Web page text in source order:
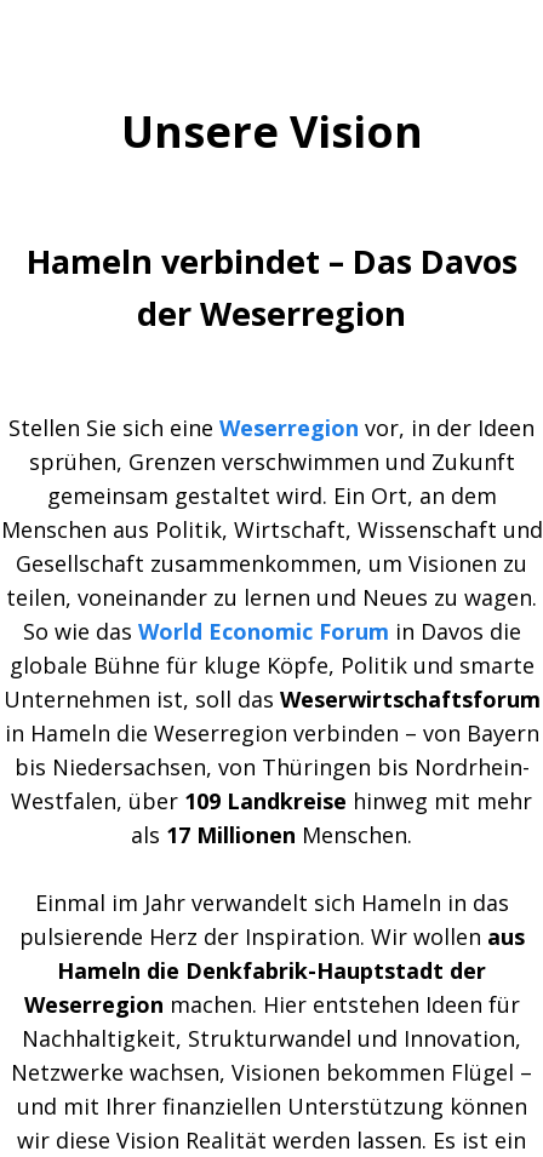
Unsere Vision
Hameln verbindet – Das Davos
der Weserregion
Stellen Sie sich eine Weserregion vor, in der Ideen
sprühen, Grenzen verschwimmen und Zukunft
gemeinsam gestaltet wird. Ein Ort, an dem
Menschen aus Politik, Wirtschaft, Wissenschaft und
Gesellschaft zusammenkommen, um Visionen zu
teilen, voneinander zu lernen und Neues zu wagen.
So wie das World Economic Forum in Davos die
globale Bühne für kluge Köpfe, Politik und smarte
Unternehmen ist, soll das Weserwirtschaftsforum
in Hameln die Weserregion verbinden – von Bayern
bis Niedersachsen, von Thüringen bis Nordrhein-
Westfalen, über 109 Landkreise hinweg mit mehr
als 17 Millionen Menschen.
Einmal im Jahr verwandelt sich Hameln in das
pulsierende Herz der Inspiration. Wir wollen aus
Hameln die Denkfabrik-Hauptstadt der
Weserregion machen. Hier entstehen Ideen für
Nachhaltigkeit, Strukturwandel und Innovation,
Netzwerke wachsen, Visionen bekommen Flügel –
und mit Ihrer finanziellen Unterstützung können
wir diese Vision Realität werden lassen. Es ist ein